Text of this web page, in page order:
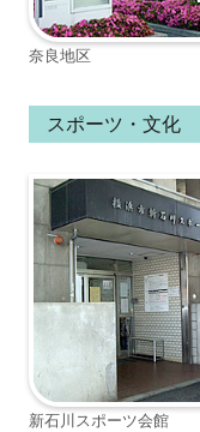
奈良地区
スポーツ・文化
新石川スポーツ会館